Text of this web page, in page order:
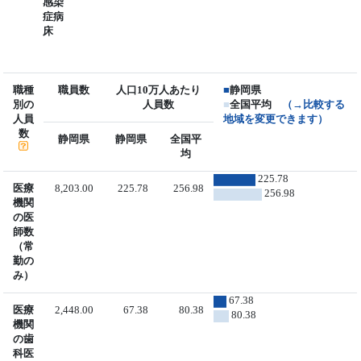
症病
床
職種
別の
人員
数
職員数
人口10万人あたり
人員数
■静岡県
■全国平均
（→比較する
地域を変更できます）
静岡県
静岡県
全国平
均
医療
機関
の医
師数
（常
勤の
み）
8,203.00 225.78 256.98
225.78
256.98
医療
機関
の歯
科医
2,448.00 67.38 80.38
67.38
80.38